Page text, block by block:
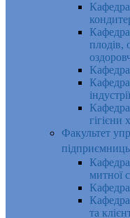
Кафедра
плодів,
Кафедра
індустрії
Кафедра
гігієни
Факультет
Кафедра
митної
та